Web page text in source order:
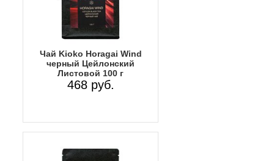
Чай Kioko Horagai Wind
черный Цейлонский
Листовой 100 г
468 руб.